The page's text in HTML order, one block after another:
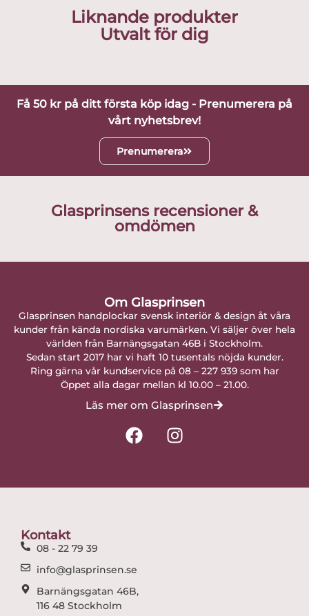
Liknande produkter
Utvalt för dig
Få 50 kr på ditt första köp idag - Prenumerera på
vårt nyhetsbrev!
Prenumerera
Glasprinsens recensioner &
omdömen
Om Glasprinsen
Glasprinsen handplockar svensk interiör & design åt våra
kunder från kända nordiska varumärken. Vi säljer över hela
världen från Barnängsgatan 46B i Stockholm.
Sedan start 2017 har vi haft 10 tusentals nöjda kunder.
Ring gärna vår kundservice på 08 – 227 939 som har
Öppet alla dagar mellan kl 10.00 – 21.00.
Läs mer om Glasprinsen
F
a
I
n
Kontakt
08 - 22 79 39
info@glasprinsen.se
Barnängsgatan 46B,
116 48 Stockholm